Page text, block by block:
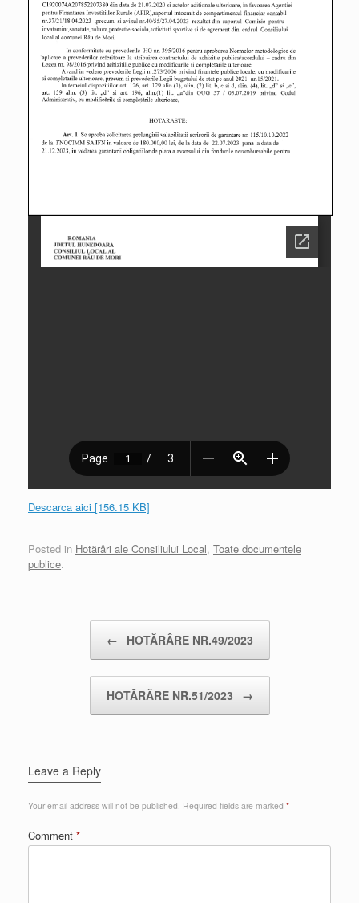
Descarca aici [156.15 KB]
Posted in Hotărâri ale Consiliului Local, Toate documentele
publice.
← HOTĂRÂRE NR.49/2023
HOTĂRÂRE NR.51/2023 →
Leave a Reply
Your email address will not be published. Required fields are marked *
Comment *